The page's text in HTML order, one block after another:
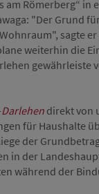
am Römerberg“ in
"Der Grund
sagte
weiterhin die
gewährleiste
Darlehen direkt von
für Haushalte
der
in der
während der